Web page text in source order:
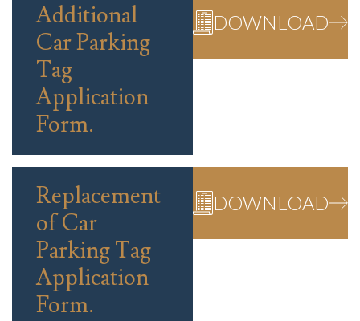
Additional
Car Parking
Tag
Application
Form.
DOWNLOAD
Replacement
of Car
Parking Tag
Application
Form.
DOWNLOAD